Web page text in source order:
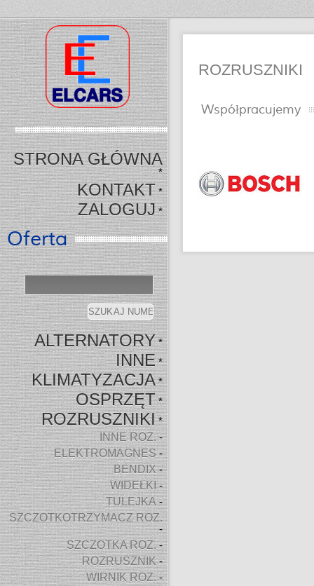
STRONA GŁÓWNA
*
KONTAKT*
ZALOGUJ*
Oferta
ALTERNATORY*
INNE*
KLIMATYZACJA*
OSPRZĘT*
ROZRUSZNIKI*
INNE ROZ.-
ELEKTROMAGNES-
BENDIX-
WIDEŁKI-
TULEJKA-
SZCZOTKOTRZYMACZ ROZ.
-
SZCZOTKA ROZ.-
ROZRUSZNIK-
WIRNIK ROZ.-
ROZRUSZNIKI
Współpracujemy